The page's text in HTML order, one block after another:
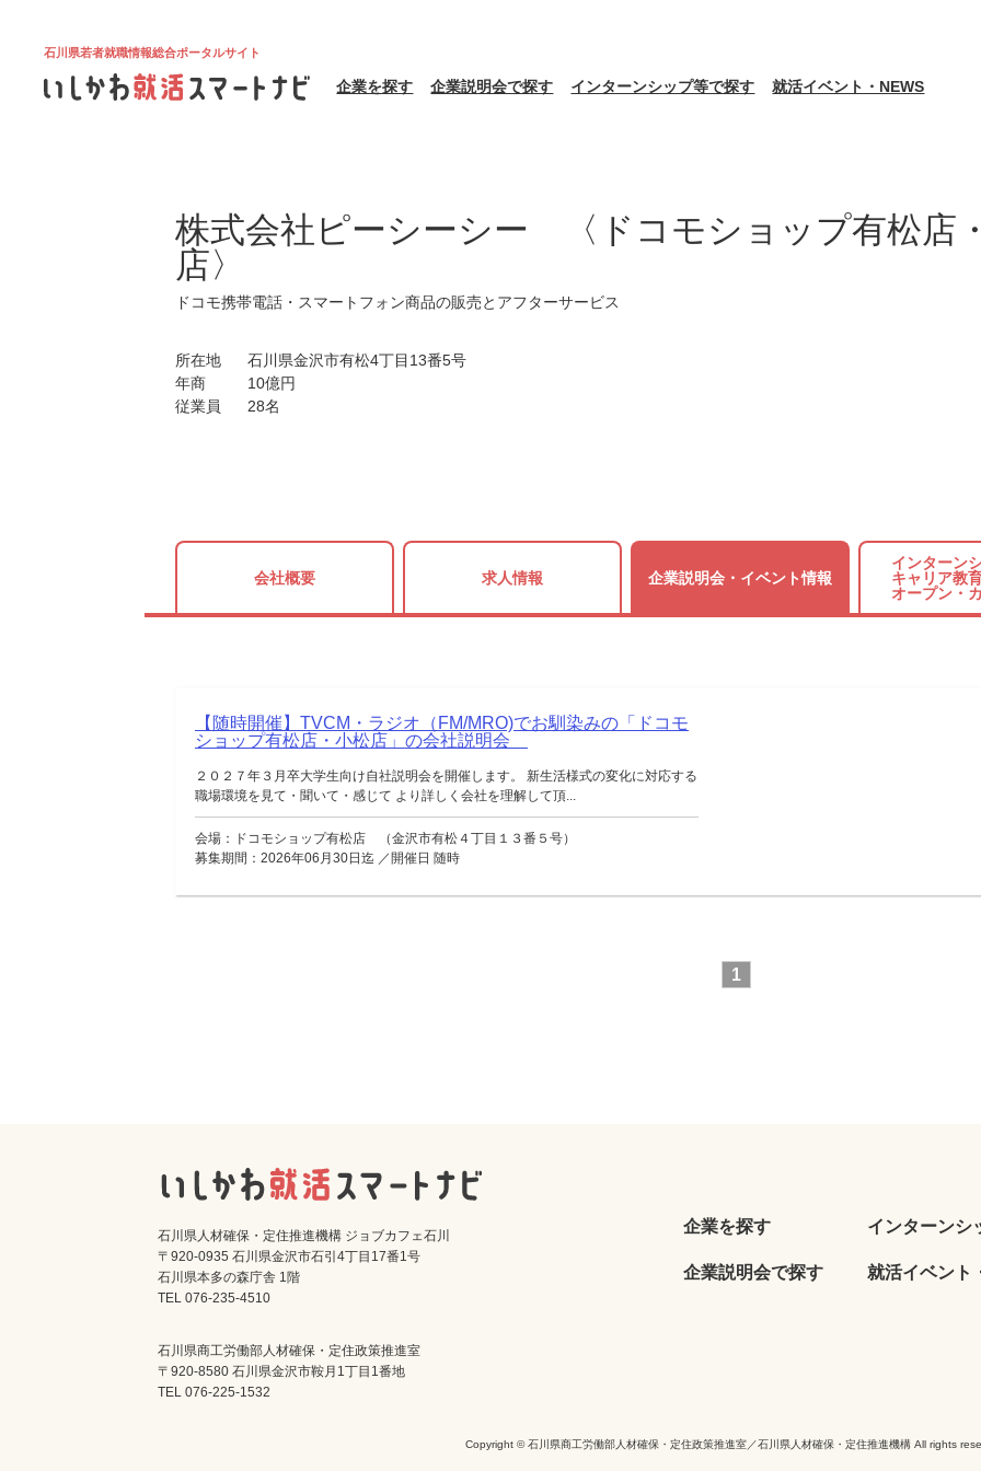
石川県若者就職情報総合ポータルサイト
企業を探す 企業説明会で探す インターンシップ等で探す 就活イベント・NEWS
株式会社ピーシーシー 〈ドコモショップ有松店
店〉
ドコモ携帯電話・スマートフォン商品の販売とアフターサービス
所在地
石川県金沢市有松4丁目13番5号
年商
10億円
従業員
28名
会社概要 求人情報 企業説明会・ イベント情報
インターン
キャリア教
オープン・
【随時開催】TVCM・ラジオ（FM/MRO)でお馴染みの「ドコモ
ショップ有松店・小松店」の会社説明会
２０２７年３月卒大学生向け自社説明会を開催します。 新生活様式の変化に対応する
職場環境を見て・聞いて・感じて より詳しく会社を理解して頂...
会場：ドコモショップ有松店 （金沢市有松４丁目１３番５号）
募集期間：2026年06月30日迄 ／開催日 随時
1
石川県人材確保・定住推進機構 ジョブカフェ石川
〒920-0935 石川県金沢市石引4丁目17番1号
石川県本多の森庁舎 1階
TEL 076-235-4510
石川県商工労働部人材確保・定住政策推進室
〒920-8580 石川県金沢市鞍月1丁目1番地
TEL 076-225-1532
企業を探す
企業説明会で探す
インターンシ
就活イベント
Copyright © 石川県商工労働部人材確保・定住政策推進室／石川県人材確保・定住推進機構 All rights